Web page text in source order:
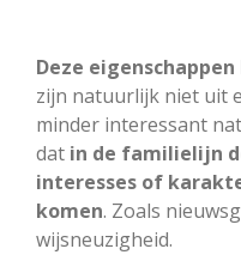
Deze
zijn natuurlijk niet uit
minder interessant
dat in de familielijn
interesses of
komen. Zoals
wijsneuzigheid.